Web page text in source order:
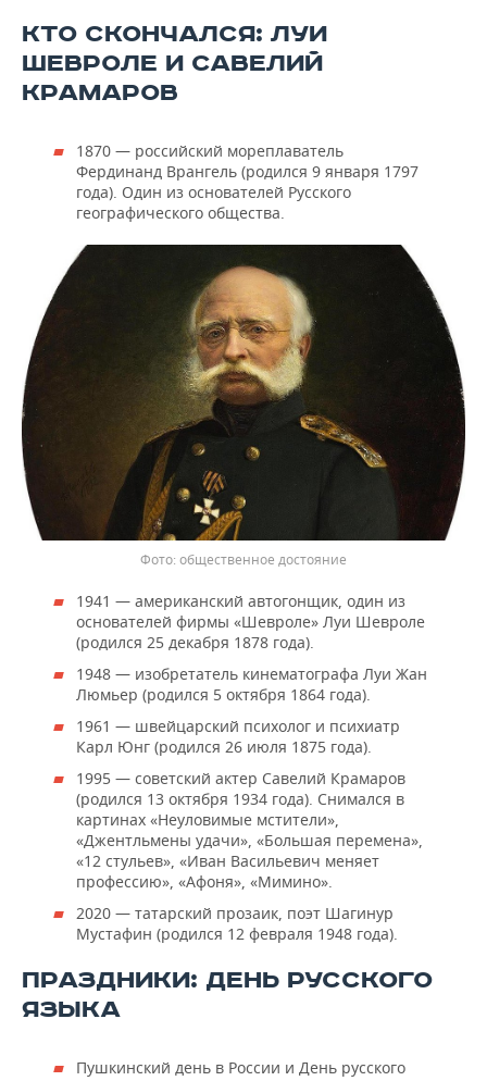
КТО СКОНЧАЛСЯ: ЛУИ
ШЕВРОЛЕ И САВЕЛИЙ
КРАМАРОВ
1870 — российский мореплаватель
Фердинанд Врангель (родился 9 января 1797
года). Один из основателей Русского
географического общества.
общественное достояние
1941 — американский автогонщик, один из
основателей фирмы «Шевроле» Луи Шевроле
(родился 25 декабря 1878 года).
1948 — изобретатель кинематографа Луи Жан
Люмьер (родился 5 октября 1864 года).
1961 — швейцарский психолог и психиатр
Карл Юнг (родился 26 июля 1875 года).
1995 — советский актер Савелий Крамаров
(родился 13 октября 1934 года). Снимался в
картинах «Неуловимые мстители»,
«Джентльмены удачи», «Большая перемена»,
«12 стульев», «Иван Васильевич меняет
профессию», «Афоня», «Мимино».
2020 — татарский прозаик, поэт Шагинур
Мустафин (родился 12 февраля 1948 года).
ПРАЗДНИКИ: ДЕНЬ РУССКОГО
ЯЗЫКА
Пушкинский день в России и День русского